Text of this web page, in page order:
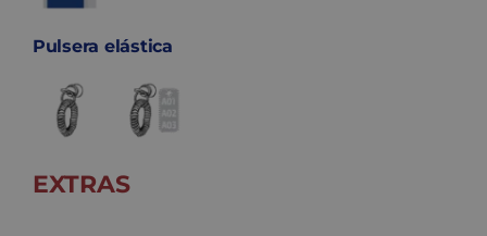
Pulsera elástica
EXTRAS